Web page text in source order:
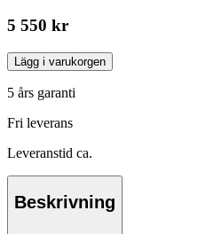
5 550 kr
Lägg i varukorgen
5 års garanti
Fri leverans
Leveranstid ca.
Beskrivning